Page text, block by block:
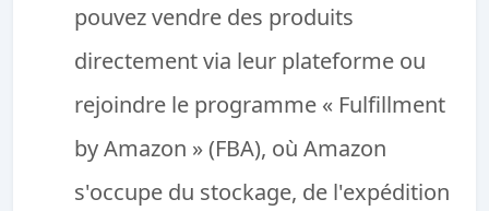
pouvez vendre des produits
directement via leur plateforme ou
rejoindre le programme « Fulfillment
by Amazon » (FBA), où Amazon
s'occupe du stockage, de l'expédition